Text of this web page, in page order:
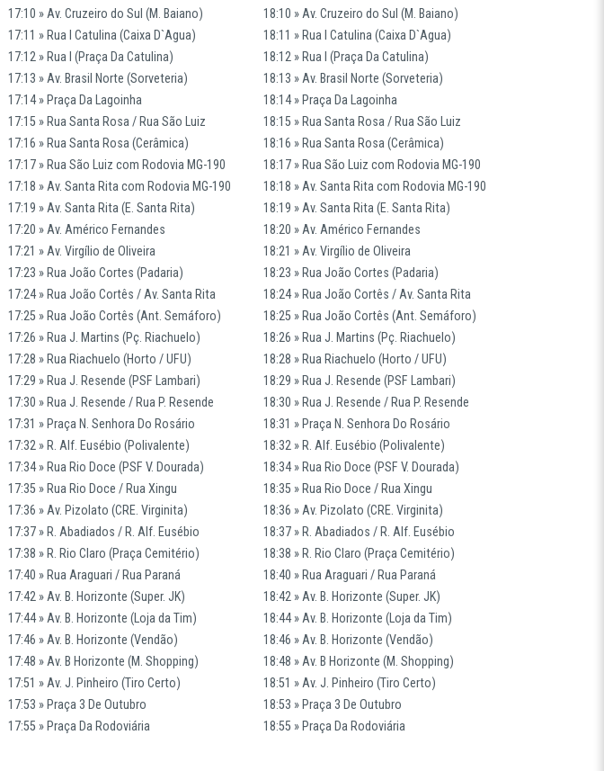
17:10 » Av. Cruzeiro do Sul (M. Baiano)
17:11 » Rua I Catulina (Caixa D`Agua)
17:12 » Rua I (Praça Da Catulina)
17:13 » Av. Brasil Norte (Sorveteria)
17:14 » Praça Da Lagoinha
17:15 » Rua Santa Rosa / Rua São Luiz
17:16 » Rua Santa Rosa (Cerâmica)
17:17 » Rua São Luiz com Rodovia MG-190
17:18 » Av. Santa Rita com Rodovia MG-190
17:19 » Av. Santa Rita (E. Santa Rita)
17:20 » Av. Américo Fernandes
17:21 » Av. Virgílio de Oliveira
17:23 » Rua João Cortes (Padaria)
17:24 » Rua João Cortês / Av. Santa Rita
17:25 » Rua João Cortês (Ant. Semáforo)
17:26 » Rua J. Martins (Pç. Riachuelo)
17:28 » Rua Riachuelo (Horto / UFU)
17:29 » Rua J. Resende (PSF Lambari)
17:30 » Rua J. Resende / Rua P. Resende
17:31 » Praça N. Senhora Do Rosário
17:32 » R. Alf. Eusébio (Polivalente)
17:34 » Rua Rio Doce (PSF V. Dourada)
17:35 » Rua Rio Doce / Rua Xingu
17:36 » Av. Pizolato (CRE. Virginita)
17:37 » R. Abadiados / R. Alf. Eusébio
17:38 » R. Rio Claro (Praça Cemitério)
17:40 » Rua Araguari / Rua Paraná
17:42 » Av. B. Horizonte (Super. JK)
17:44 » Av. B. Horizonte (Loja da Tim)
17:46 » Av. B. Horizonte (Vendão)
17:48 » Av. B Horizonte (M. Shopping)
17:51 » Av. J. Pinheiro (Tiro Certo)
17:53 » Praça 3 De Outubro
17:55 » Praça Da Rodoviária
18:10 » Av. Cruzeiro do Sul (M. Baiano)
18:11 » Rua I Catulina (Caixa D`Agua)
18:12 » Rua I (Praça Da Catulina)
18:13 » Av. Brasil Norte (Sorveteria)
18:14 » Praça Da Lagoinha
18:15 » Rua Santa Rosa / Rua São Luiz
18:16 » Rua Santa Rosa (Cerâmica)
18:17 » Rua São Luiz com Rodovia MG-190
18:18 » Av. Santa Rita com Rodovia MG-190
18:19 » Av. Santa Rita (E. Santa Rita)
18:20 » Av. Américo Fernandes
18:21 » Av. Virgílio de Oliveira
18:23 » Rua João Cortes (Padaria)
18:24 » Rua João Cortês / Av. Santa Rita
18:25 » Rua João Cortês (Ant. Semáforo)
18:26 » Rua J. Martins (Pç. Riachuelo)
18:28 » Rua Riachuelo (Horto / UFU)
18:29 » Rua J. Resende (PSF Lambari)
18:30 » Rua J. Resende / Rua P. Resende
18:31 » Praça N. Senhora Do Rosário
18:32 » R. Alf. Eusébio (Polivalente)
18:34 » Rua Rio Doce (PSF V. Dourada)
18:35 » Rua Rio Doce / Rua Xingu
18:36 » Av. Pizolato (CRE. Virginita)
18:37 » R. Abadiados / R. Alf. Eusébio
18:38 » R. Rio Claro (Praça Cemitério)
18:40 » Rua Araguari / Rua Paraná
18:42 » Av. B. Horizonte (Super. JK)
18:44 » Av. B. Horizonte (Loja da Tim)
18:46 » Av. B. Horizonte (Vendão)
18:48 » Av. B Horizonte (M. Shopping)
18:51 » Av. J. Pinheiro (Tiro Certo)
18:53 » Praça 3 De Outubro
18:55 » Praça Da Rodoviária